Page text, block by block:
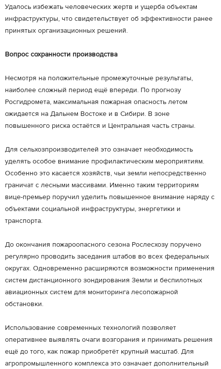
Удалось избежать человеческих жертв и ущерба объектам
инфраструктуры, что свидетельствует об эффективности ранее
принятых организационных решений.
Вопрос сохранности производства
Несмотря на положительные промежуточные результаты,
наиболее сложный период ещё впереди. По прогнозу
Росгидромета, максимальная пожарная опасность летом
ожидается на Дальнем Востоке и в Сибири. В зоне
повышенного риска остаётся и Центральная часть страны.
Для сельхозпроизводителей это означает необходимость
уделять особое внимание профилактическим мероприятиям.
Особенно это касается хозяйств, чьи земли непосредственно
граничат с лесными массивами. Именно таким территориям
вице-премьер поручил уделить повышенное внимание наряду с
объектами социальной инфраструктуры, энергетики и
транспорта.
До окончания пожароопасного сезона Рослесхозу поручено
регулярно проводить заседания штабов во всех федеральных
округах. Одновременно расширяются возможности применения
систем дистанционного зондирования Земли и беспилотных
авиационных систем для мониторинга лесопожарной
обстановки.
Использование современных технологий позволяет
оперативнее выявлять очаги возгорания и принимать решения
ещё до того, как пожар приобретёт крупный масштаб. Для
агропромышленного комплекса это означает дополнительный